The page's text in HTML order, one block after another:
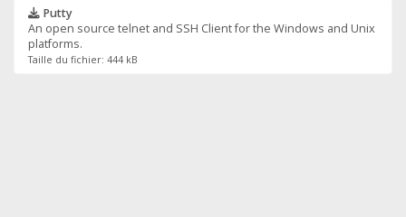
Putty
An open source telnet and SSH Client for the Windows and Unix
platforms.
Taille du fichier: 444 kB